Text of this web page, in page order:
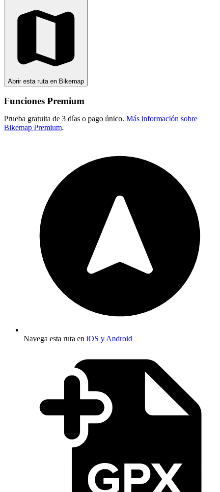
Abrir esta ruta en Bikemap
Funciones Premium
Prueba gratuita de 3 días o pago único. Más información sobre
Bikemap Premium.
Navega esta ruta en iOS y Android